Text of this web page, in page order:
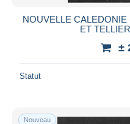
NOUVELLE CALEDONIE
ET
±
Statut
Nouveau